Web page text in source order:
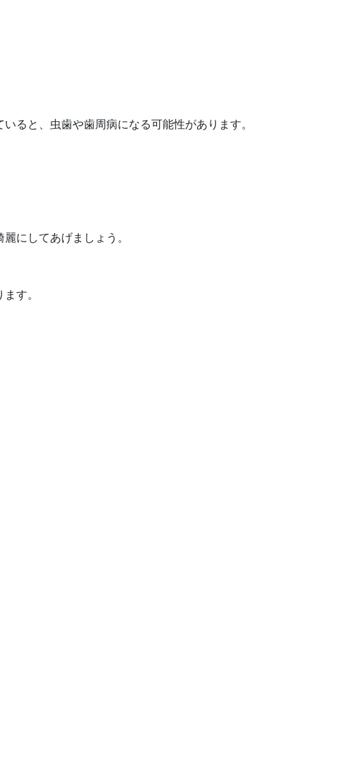
ると、虫歯や歯周病になる可能性があります。
にしてあげましょう。
す。